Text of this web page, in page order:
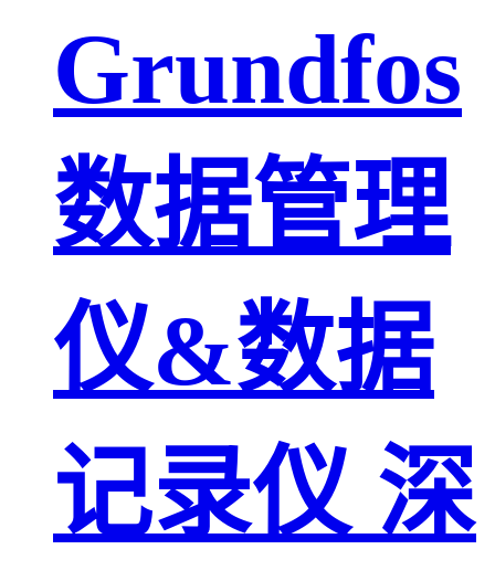
Grundfos
数据管理
仪&数据
记录仪 深